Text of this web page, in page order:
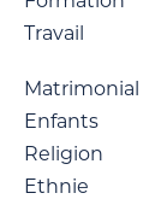
Travail
Matrimonial
Enfants
Religion
Ethnie